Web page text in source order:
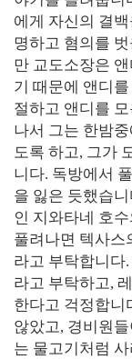
에게 자신의 결
명하고 혐의를
만 교도소장은
기 때문에 앤디
절하고 앤디를
나서 그는 한밤
도록 하고, 그가
니다. 독방에서
을 잃은 듯했습
인 지와타네 호
풀려나면 텍사스
라고 부탁합니다
라고 부탁하고,
한다고 걱정합니
않았고, 경비원
는 물고기처럼